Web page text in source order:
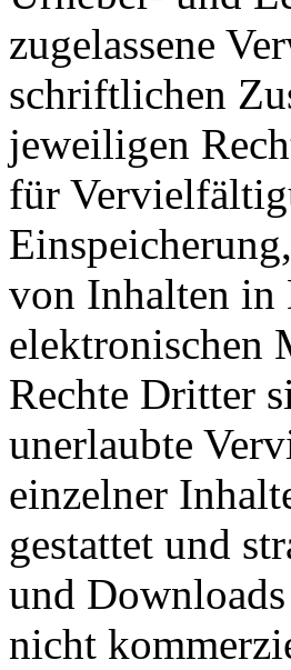
zugelassene
schriftlichen
jeweiligen
für
von Inhalten in
elektronischen
Rechte Dritter
unerlaubte
einzelner
gestattet und
und
nicht